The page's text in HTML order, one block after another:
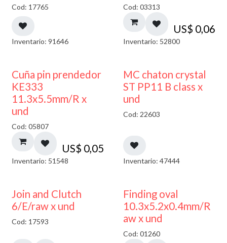
Cod: 17765
Inventario: 91646
Cod: 03313
US$ 0,06
Inventario: 52800
Cuña pin prendedor
KE333
11.3x5.5mm/R x
und
Cod: 05807
US$ 0,05
Inventario: 51548
MC chaton crystal
ST PP11 B class x
und
Cod: 22603
Inventario: 47444
Join and Clutch
6/E/raw x und
Cod: 17593
Finding oval
10.3x5.2x0.4mm/R
aw x und
Cod: 01260